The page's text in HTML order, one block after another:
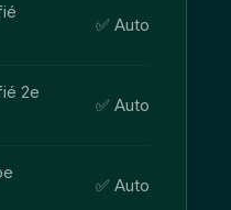
✅ Auto
2e
✅ Auto
✅ Auto